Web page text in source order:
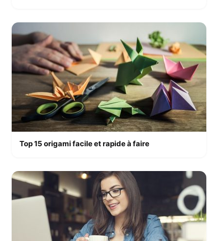
Top 15 origami facile et rapide à faire